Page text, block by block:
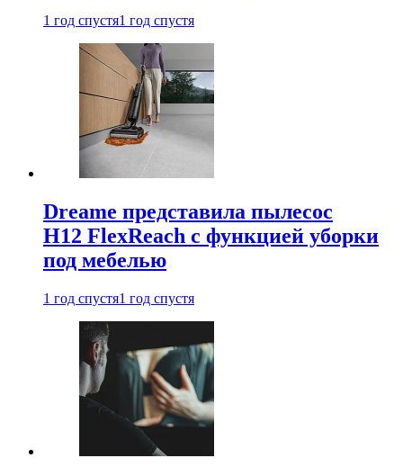
1 год спустя1 год спустя
Dreame представила пылесос
H12 FlexReach с функцией уборки
под мебелью
1 год спустя1 год спустя